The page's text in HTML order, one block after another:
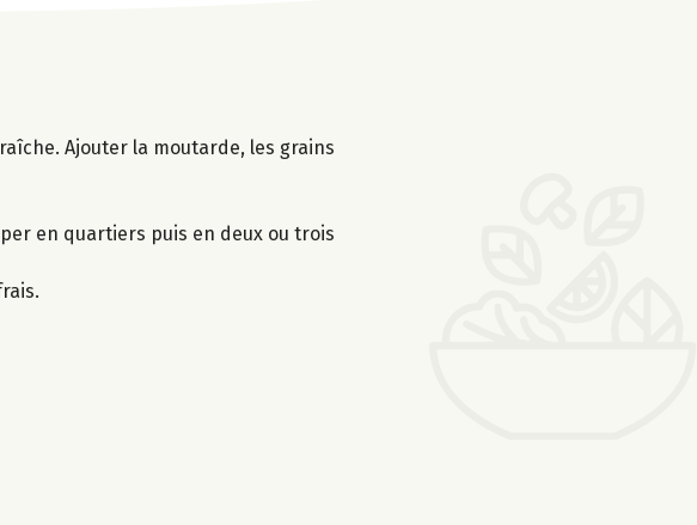
Ajouter la moutarde, les grains
en quartiers puis en deux ou trois